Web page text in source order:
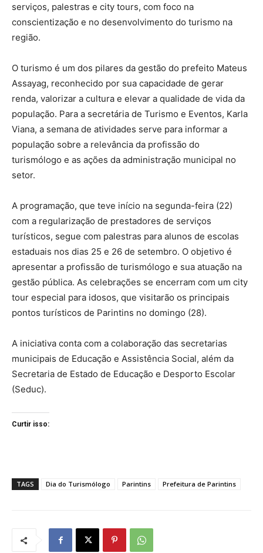
serviços, palestras e city tours, com foco na
conscientização e no desenvolvimento do turismo na
região.
O turismo é um dos pilares da gestão do prefeito Mateus
Assayag, reconhecido por sua capacidade de gerar
renda, valorizar a cultura e elevar a qualidade de vida da
população. Para a secretária de Turismo e Eventos, Karla
Viana, a semana de atividades serve para informar a
população sobre a relevância da profissão do
turismólogo e as ações da administração municipal no
setor.
A programação, que teve início na segunda-feira (22)
com a regularização de prestadores de serviços
turísticos, segue com palestras para alunos de escolas
estaduais nos dias 25 e 26 de setembro. O objetivo é
apresentar a profissão de turismólogo e sua atuação na
gestão pública. As celebrações se encerram com um city
tour especial para idosos, que visitarão os principais
pontos turísticos de Parintins no domingo (28).
A iniciativa conta com a colaboração das secretarias
municipais de Educação e Assistência Social, além da
Secretaria de Estado de Educação e Desporto Escolar
(Seduc).
Curtir isso:
TAGS Dia do Turismólogo Parintins Prefeitura de Parintins